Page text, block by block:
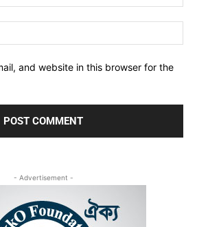
and website in this browser for the
- Advertisement -